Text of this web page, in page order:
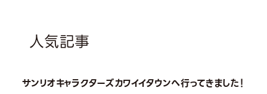
人気記事
サンリオキャラクターズカワイイタウンへ行ってきました！